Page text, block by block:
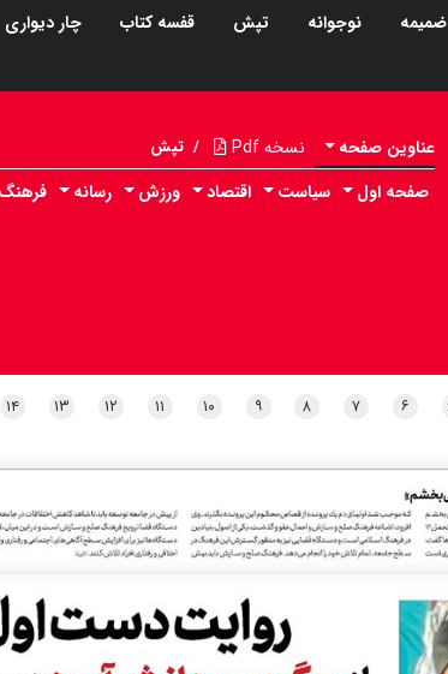
ضمیمه نوجوانه تپش قفسه کتاب چار دیواری
عناوین صفحه نسخه Pdf / تپش
صفحه اول سیاست اقتصاد ورزش رسانه
۶ ۷ ۸ ۹ ۱۰ ۱۱ ۱۲ ۱۳ ۱۴